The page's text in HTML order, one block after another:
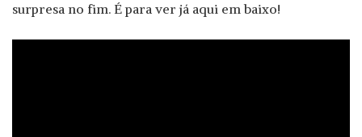
surpresa no fim. É para ver já aqui em baixo!